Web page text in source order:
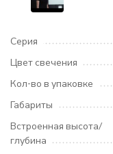
Серия
Цвет свечения
Кол-во в упаковке
Габариты
Встроенная высота/
глубина